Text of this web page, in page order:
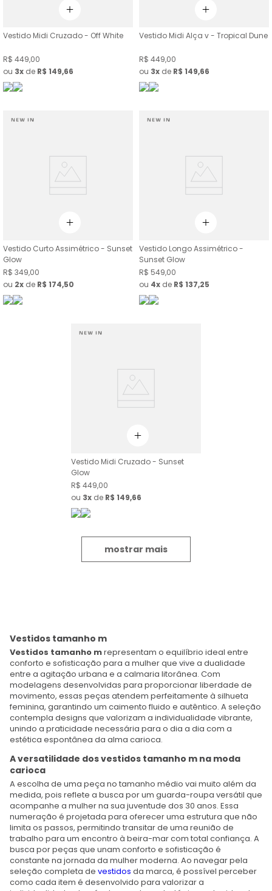
Vestido Midi Cruzado - Off White
R$ 449,00
ou 3 de R$ 149,66
Vestido Midi Alça v - Tropical Dune
R$ 449,00
ou 3 de R$ 149,66
Vestido Curto Assimétrico - Sunset
Glow
R$ 349,00
ou 2 de R$ 174,50
Vestido Longo Assimétrico -
Sunset Glow
R$ 549,00
ou 4 de R$ 137,25
Vestido Midi Cruzado - Sunset
Glow
R$ 449,00
ou 3 de R$ 149,66
mostrar mais
Vestidos tamanho m
Vestidos tamanho mrepresentam o equilíbrio ideal entre
conforto e sofisticação para a mulher que vive a dualidade
entre a agitação urbana e a calmaria litorânea. Com
modelagens desenvolvidas para proporcionar liberdade de
movimento, essas peças atendem perfeitamente à silhueta
feminina, garantindo um caimento fluido e autêntico. A seleção
contempla designs que valorizam a individualidade vibrante,
unindo a praticidade necessária para o dia a dia com a
estética espontânea da alma carioca.
A versatilidade dos vestidos tamanho m na moda
carioca
A escolha de uma peça no tamanho médio vai muito além da
medida, pois reflete a busca por um guarda-roupa versátil que
acompanhe a mulher na sua juventude dos 30 anos. Essa
numeração é projetada para oferecer uma estrutura que não
limita os passos, permitindo transitar de uma reunião de
trabalho para um encontro à beira-mar com total confiança. A
busca por peças que unam conforto e sofisticação é
constante na jornada da mulher moderna. Ao navegar pela
seleção completa de vestidos da marca, é possível perceber
como cada item é desenvolvido para valorizar a